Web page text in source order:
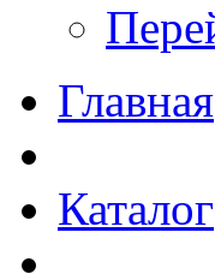
Главная
Каталог